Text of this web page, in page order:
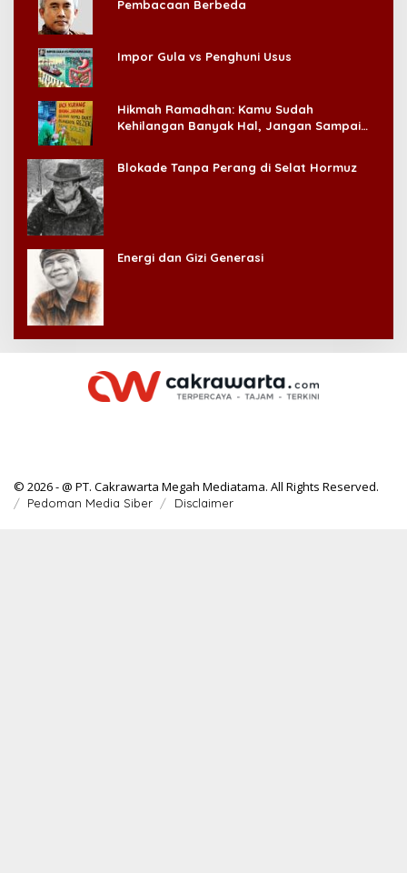
Pembacaan Berbeda
Impor Gula vs Penghuni Usus
Hikmah Ramadhan: Kamu Sudah
Kehilangan Banyak Hal, Jangan Sampai
Blokade Tanpa Perang di Selat Hormuz
Energi dan Gizi Generasi
© 2026 - @ PT. Cakrawarta Megah Mediatama. All Rights Reserved.
Pedoman Media Siber Disclaimer